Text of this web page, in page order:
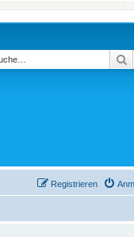
Registrieren